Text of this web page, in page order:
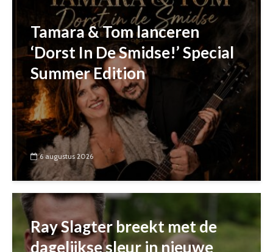
Tamara & Tom lanceren
‘Dorst In De Smidse!’ Special
Summer Edition
6 augustus 2026
Ray Slagter breekt met de
dagelijkse sleur in nieuwe